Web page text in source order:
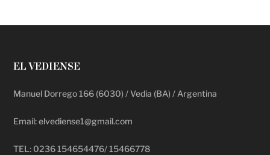
EL VEDIENSE
Manuel Dorrego 166 (6030) / Vedia (BA) / Argentina
Email: elvediense1@gmail.com
TEL: 0236 154654476/ 15466778